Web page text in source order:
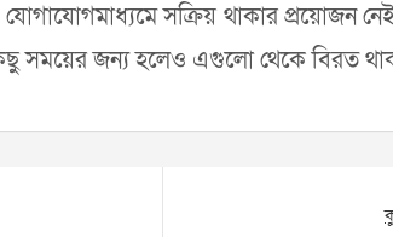
সক্রিয় থাকার প্রয়োজন
সময়ের জন্য হলেও এগুলো থেকে বিরত